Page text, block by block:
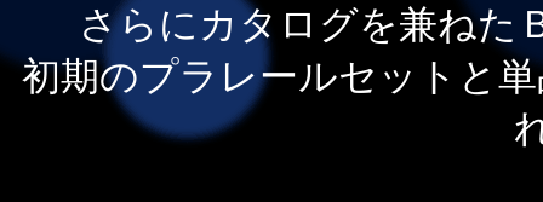
さらにカタログを兼ねた
初期のプラレールセットと